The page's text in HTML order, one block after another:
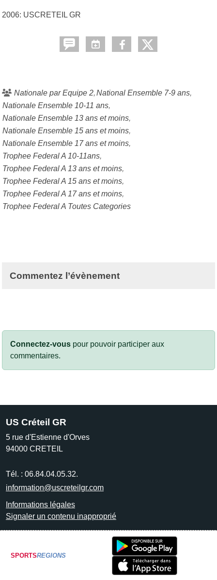
2006: USCRETEIL GR
Nationale par Equipe 2 National Ensemble 7-9 ans
Nationale Ensemble 10-11 ans
Nationale Ensemble 13 ans et moins
Nationale Ensemble 15 ans et moins
Nationale Ensemble 17 ans et moins
Trophee Federal A 10-11ans
Trophee Federal A 13 ans et moins
Trophee Federal A 15 ans et moins
Trophee Federal A 17 ans et moins
Trophee Federal A Toutes Categories
Commentez l’évènement
Connectez-vous pour pouvoir participer aux
commentaires.
US Créteil GR
5 rue d'Estienne d'Orves
94000 CRETEIL
Tél. : 06.84.04.05.32.
information@uscreteilgr.com
Informations légales
Signaler un contenu inapproprié
SPORTSREGIONS